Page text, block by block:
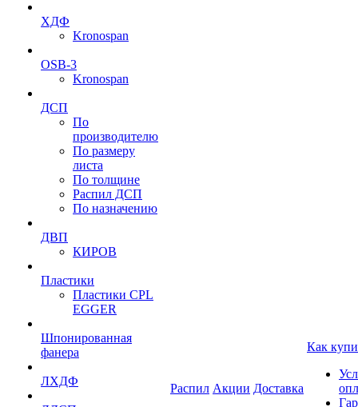
ХДФ
Kronospan
OSB-3
Kronospan
ДСП
По
производителю
По размеру
листа
По толщине
Распил ДСП
По назначению
ДВП
КИРОВ
Пластики
Пластики CPL
EGGER
Шпонированная
фанера
ЛХДФ
Распил Акции Доставка
Как